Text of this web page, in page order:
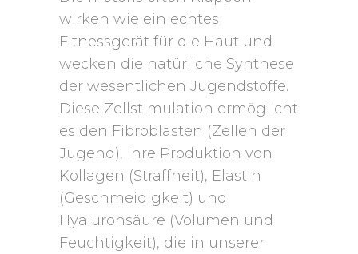
wirken wie ein echtes
Fitnessgerät für die Haut und
wecken die natürliche Synthese
der wesentlichen Jugendstoffe.
Diese Zellstimulation ermöglicht
es den Fibroblasten (Zellen der
Jugend), ihre Produktion von
Kollagen (Straffheit), Elastin
(Geschmeidigkeit) und
Hyaluronsäure (Volumen und
Feuchtigkeit), die in unserer